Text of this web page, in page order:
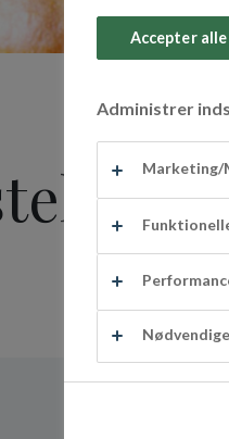
Accepter
Administrer
Marketing/